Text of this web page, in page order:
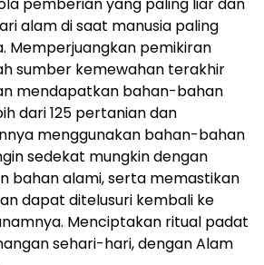
pemberian yang paling liar dan
alam di saat manusia paling
Memperjuangkan pemikiran
sumber kemewahan terakhir
mendapatkan bahan-bahan
dari 125 pertanian dan
menggunakan bahan-bahan
sedekat mungkin dengan
bahan alami, serta memastikan
dapat ditelusuri kembali ke
Menciptakan ritual padat
sehari-hari, dengan Alam